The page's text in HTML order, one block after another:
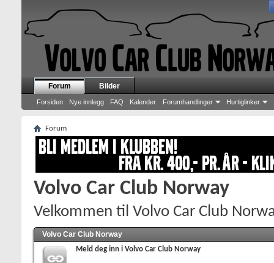
Forum
Forsiden Nye innlegg FAQ Kalender Forumhandlinger Hurtiglinker
Bilder
Forum
Volvo Car Club Norway
Velkommen til Volvo Car Club
Volvo Car Club Norway
Meld deg inn i Volvo Car Club Norway